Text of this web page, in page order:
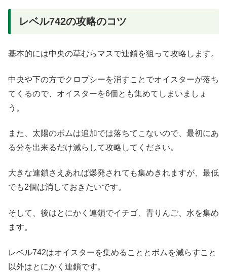
レベル742の攻略のコツ
基本的には中央の草むらマスで連鎖を狙って攻略します。
中央や下の方でクロプシーを消すことでオイスターが落ち
てくるので、オイスターを6個とも集めてしまいましょ
う。
また、太陽のボムは追加では落ちてこないので、最初にあ
る分を出来るだけ減らして攻略してください。
大きな連鎖さえあれば爆発されても集めきれますが、最低
でも2個は消しておきたいです。
そして、後はとにかく連鎖でイチゴ、青りんご、水を集め
ます。
レベル742はオイスターを集めることとボムを減らすこと
以外はとにかく連鎖です。